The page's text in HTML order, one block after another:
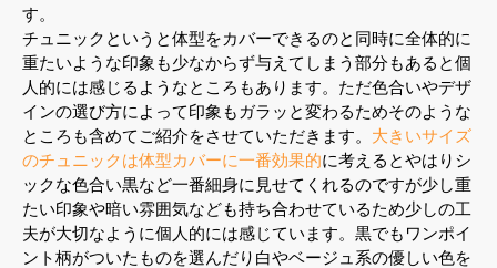
す。
チュニックというと体型をカバーできるのと同時に全体的に
重たいような印象も少なからず与えてしまう部分もあると個
人的には感じるようなところもあります。ただ色合いやデザ
インの選び方によって印象もガラッと変わるためそのような
ところも含めてご紹介をさせていただきます。 大きいサイズ
のチュニックは体型カバーに一番効果的に考えるとやはりシ
ックな色合い黒など一番細身に見せてくれるのですが少し重
たい印象や暗い雰囲気なども持ち合わせているため少しの工
夫が大切なように個人的には感じています。黒でもワンポイ
ント柄がついたものを選んだり白やベージュ系の優しい色を